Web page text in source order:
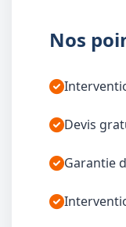
Nos
Devis
Garantie